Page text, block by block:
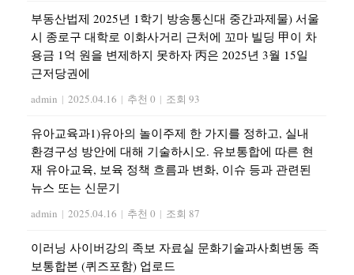
부동산법제 2025년 1학기 방송통신대 중간과제물) 서울
시 종로구 대학로 이화사거리 근처에 꼬마 빌딩 甲이 차
용금 1억 원을 변제하지 못하자 丙은 2025년 3월 15일
근저당권에
admin | 2025.04.16 | 추천 0 | 조회 93
유아교육과1)유아의 놀이주제 한 가지를 정하고, 실내
환경구성 방안에 대해 기술하시오. 유보통합에 따른 현
재 유아교육, 보육 정책 흐름과 변화, 이슈 등과 관련된
뉴스 또는 신문기
admin | 2025.04.16 | 추천 0 | 조회 87
이러닝 사이버강의 족보 자료실 문화기술과사회변동 족
보통합본 (퀴즈포함) 업로드